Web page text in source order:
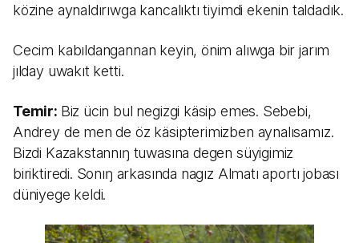
közine aynaldırıwga kancalıktı tiyimdi ekenin taldadık.
Cecim kabıldangannan keyin, önim alıwga bir jarım
jılday uwakıt ketti.
Temir: Biz ücin bul negizgi käsip emes. Sebebi,
Andrey de men de öz käsipterimizben aynalısamız.
Bizdi Kazakstannıŋ tuwasına degen süyigimiz
biriktiredi. Sonıŋ arkasında nagız Almatı aportı jobası
düniyege keldi.